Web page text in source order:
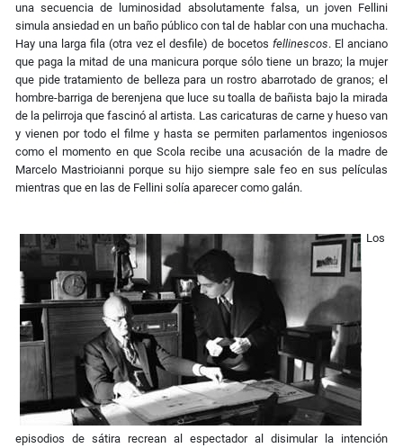
una secuencia de luminosidad absolutamente falsa, un joven Fellini
simula ansiedad en un baño público con tal de hablar con una muchacha.
Hay una larga fila (otra vez el desfile) de bocetos fellinescos. El anciano
que paga la mitad de una manicura porque sólo tiene un brazo; la mujer
que pide tratamiento de belleza para un rostro abarrotado de granos; el
hombre-barriga de berenjena que luce su toalla de bañista bajo la mirada
de la pelirroja que fascinó al artista. Las caricaturas de carne y hueso van
y vienen por todo el filme y hasta se permiten parlamentos ingeniosos
como el momento en que Scola recibe una acusación de la madre de
Marcelo Mastrioianni porque su hijo siempre sale feo en sus películas
mientras que en las de Fellini solía aparecer como galán.
Los
episodios de sátira recrean al espectador al disimular la intención